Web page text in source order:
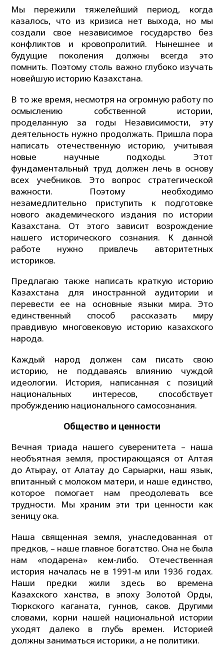
Мы пережили тяжелейший период, когда
казалось, что из кризиса нет выхода, но мы
создали свое независимое государство без
конфликтов и кровопролитий. Нынешнее и
будущие поколения должны всегда это
помнить. Поэтому столь важно глубоко изучать
новейшую историю Казахстана.
В то же время, несмотря на огромную работу по
осмыслению собственной истории,
проделанную за годы Независимости, эту
деятельность нужно продолжать. Пришла пора
написать отечественную историю, учитывая
новые научные подходы. Этот
фундаментальный труд должен лечь в основу
всех учебников. Это вопрос стратегической
важности. Поэтому необходимо
незамедлительно приступить к подготовке
нового академического издания по истории
Казахстана. От этого зависит возрождение
нашего исторического сознания. К данной
работе нужно привлечь авторитетных
историков.
Предлагаю также написать краткую историю
Казахстана для иностранной аудитории и
перевести ее на основные языки мира. Это
единственный способ рассказать миру
правдивую многовековую историю казахского
народа.
Каждый народ должен сам писать свою
историю, не поддаваясь влиянию чуждой
идеологии. История, написанная с позиций
национальных интересов, способствует
пробуждению национального самосознания.
Общество и ценности
Вечная триада нашего суверенитета – наша
необъятная земля, простирающаяся от Алтая
до Атырау, от Алатау до Сарыарки, наш язык,
впитанный с молоком матери, и наше единство,
которое помогает нам преодолевать все
трудности. Мы храним эти три ценности как
зеницу ока.
Наша священная земля, унаследованная от
предков, – наше главное богатство. Она не была
нам «подарена» кем-либо. Отечественная
история началась не в 1991-м или 1936 годах.
Наши предки жили здесь во времена
Казахского ханства, в эпоху Золотой Орды,
Тюркского каганата, гуннов, саков. Другими
словами, корни нашей национальной истории
уходят далеко в глубь времен. Историей
должны заниматься историки, а не политики.